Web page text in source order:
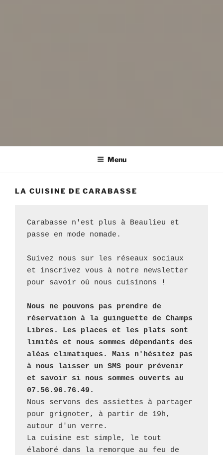
LA CUISINE DE CARABASSE
Menu
LA CUISINE DE CARABASSE
Carabasse n'est plus à Beaulieu et
passe en mode nomade.
Suivez nous sur les réseaux sociaux
et inscrivez vous à notre newsletter
pour savoir où nous cuisinons !
Nous ne pouvons pas prendre de
réservation à la guinguette de Champs
Libres. Les places et les plats sont
limités et nous sommes dépendants des
aléas climatiques. Mais n'hésitez pas
à nous laisser un SMS pour prévenir
et savoir si nous sommes ouverts au
07.56.96.76.49.
Nous servons des assiettes à partager
pour grignoter, à partir de 19h,
autour d'un verre.
La cuisine est simple, le tout
élaboré dans la remorque au feu de